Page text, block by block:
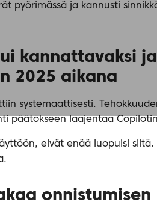
pyörimässä ja kannusti
kannattavaksi
2025 aikana
systemaattisesti.
päätökseen laajentaa
eivät enää luopuisi
onnistumisen